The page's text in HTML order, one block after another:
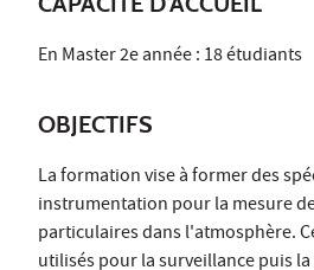
En Master 2e année : 18 étudiants
OBJECTIFS
La formation vise à former des
instrumentation pour la mesure
particulaires dans l'atmosphère.
utilisés pour la surveillance puis